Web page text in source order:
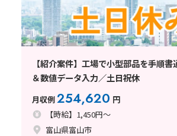
【紹介案件】工場で小型部品を手順
＆数値データ入力／土日祝休
月収例254,620 円
【時給】1,450円～
富山県富山市